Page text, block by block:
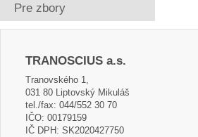
Pre zbory
TRANOSCIUS a.s.
Tranovského 1,
031 80 Liptovský Mikuláš
tel./fax: 044/552 30 70
IČO: 00179159
IČ DPH: SK2020427750